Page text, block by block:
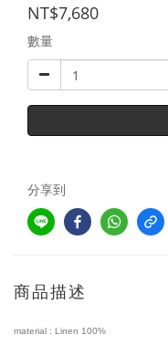
NT$7,680
數量
分享到
商品描述
material : Linen 100%